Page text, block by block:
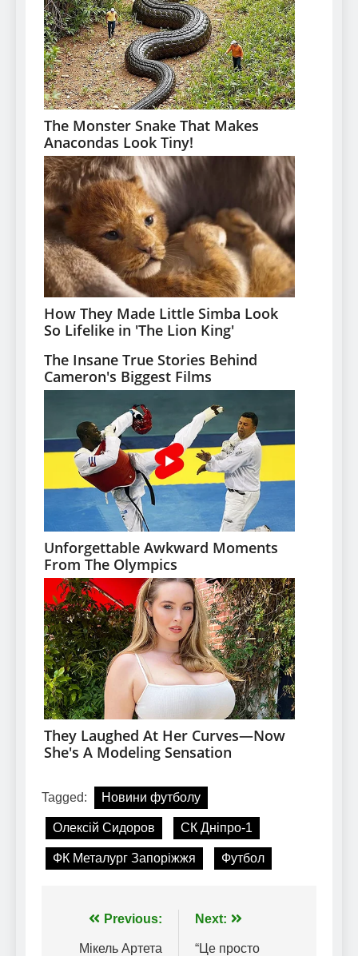
Tagged: Новини футболу
Олексій Сидоров СК Дніпро-1
ФК Металург Запоріжжя Футбол
Навігація
записів
Previous:
Мікель Артета
Next:
“Це просто